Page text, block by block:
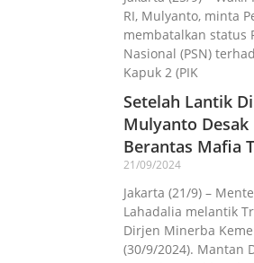
RI, Mulyanto, minta
membatalkan status
Nasional (PSN)
Kapuk 2 (PIK
Setelah Lantik
Mulyanto Desak
Berantas Mafia
21/09/2024
Jakarta (21/9) –
Lahadalia melantik
Dirjen Minerba
(30/9/2024). Mantan